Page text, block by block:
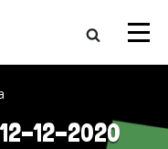
12-2020